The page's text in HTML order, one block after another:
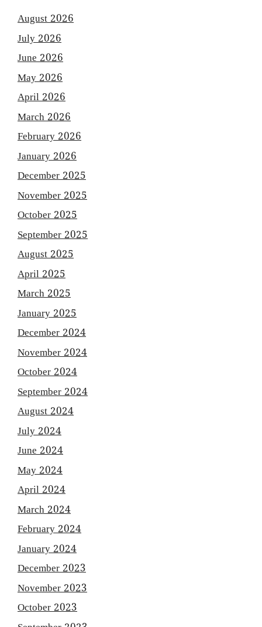
August 2026
July 2026
June 2026
May 2026
April 2026
March 2026
February 2026
January 2026
December 2025
November 2025
October 2025
September 2025
August 2025
April 2025
March 2025
January 2025
December 2024
November 2024
October 2024
September 2024
August 2024
July 2024
June 2024
May 2024
April 2024
March 2024
February 2024
January 2024
December 2023
November 2023
October 2023